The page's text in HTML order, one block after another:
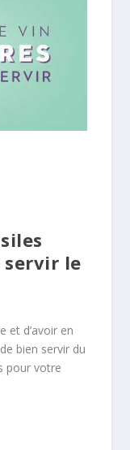
servir le
et d’avoir en
bien servir du
pour votre